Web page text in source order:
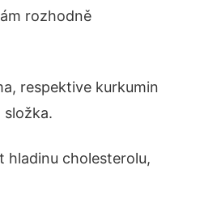
rozhodně
respektive kurkumin
složka.
hladinu cholesterolu,